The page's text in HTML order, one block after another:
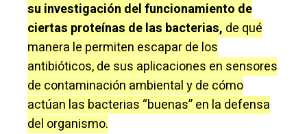
su investigación del funcionamiento de
ciertas proteínas de las bacterias, de qué
manera le permiten escapar de los
antibióticos, de sus aplicaciones en sensores
de contaminación ambiental y de cómo
actúan las bacterias “buenas” en la defensa
del organismo.